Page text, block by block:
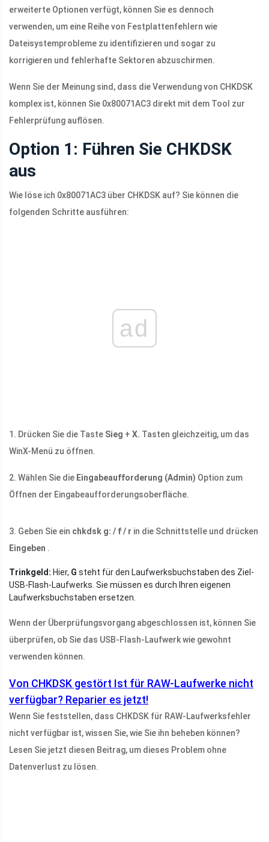
erweiterte Optionen verfügt, können Sie es dennoch
verwenden, um eine Reihe von Festplattenfehlern wie
Dateisystemprobleme zu identifizieren und sogar zu
korrigieren und fehlerhafte Sektoren abzuschirmen.
Wenn Sie der Meinung sind, dass die Verwendung von CHKDSK
komplex ist, können Sie 0x80071AC3 direkt mit dem Tool zur
Fehlerprüfung auflösen.
Option 1: Führen Sie CHKDSK
aus
Wie löse ich 0x80071AC3 über CHKDSK auf? Sie können die
folgenden Schritte ausführen:
ad
1. Drücken Sie die Taste Sieg + X. Tasten gleichzeitig, um das
WinX-Menü zu öffnen.
2. Wählen Sie die Eingabeaufforderung (Admin) Option zum
Öffnen der Eingabeaufforderungsoberfläche.
3. Geben Sie ein chkdsk g: / f / r in die Schnittstelle und drücken
Eingeben .
Trinkgeld: Hier, G steht für den Laufwerksbuchstaben des Ziel-
USB-Flash-Laufwerks. Sie müssen es durch Ihren eigenen
Laufwerksbuchstaben ersetzen.
Wenn der Überprüfungsvorgang abgeschlossen ist, können Sie
überprüfen, ob Sie das USB-Flash-Laufwerk wie gewohnt
verwenden können.
Von CHKDSK gestört Ist für RAW-Laufwerke nicht
verfügbar? Reparier es jetzt!
Wenn Sie feststellen, dass CHKDSK für RAW-Laufwerksfehler
nicht verfügbar ist, wissen Sie, wie Sie ihn beheben können?
Lesen Sie jetzt diesen Beitrag, um dieses Problem ohne
Datenverlust zu lösen.